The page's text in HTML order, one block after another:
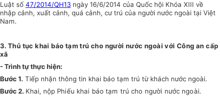
Luật số 47/2014/QH13 ngày 16/6/2014 của Quốc hội Khóa XIII về
nhập cảnh, xuất cảnh, quá cảnh, cư trú của người nước ngoài tại Việt
Nam.
3. Thủ tục khai báo tạm trú cho người nước ngoài với Công an cấp
xã
- Trình tự thực hiện:
Bước 1. Tiếp nhận thông tin khai báo tạm trú từ khách nước ngoài.
Bước 2. Khai, nộp Phiếu khai báo tạm trú cho người nước ngoài.